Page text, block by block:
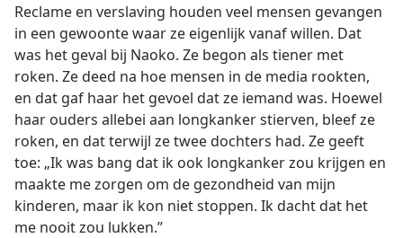
Reclame en verslaving houden veel mensen gevangen
in een gewoonte waar ze eigenlijk vanaf willen. Dat
was het geval bij Naoko. Ze begon als tiener met
roken. Ze deed na hoe mensen in de media rookten,
en dat gaf haar het gevoel dat ze iemand was. Hoewel
haar ouders allebei aan longkanker stierven, bleef ze
roken, en dat terwijl ze twee dochters had. Ze geeft
toe: „Ik was bang dat ik ook longkanker zou krijgen en
maakte me zorgen om de gezondheid van mijn
kinderen, maar ik kon niet stoppen. Ik dacht dat het
me nooit zou lukken.”